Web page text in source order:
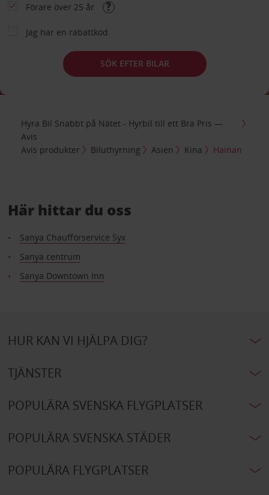
Förare över 25 år
Jag har en rabattkod
SÖK EFTER BILAR
Hyra Bil Snabbt på Nätet - Hyrbil till ett Bra Pris —
Avis
Avis produkter
Biluthyrning Asien Kina Hainan
Här hittar du oss
Sanya Chaufförservice Syx
Sanya centrum
Sanya Downtown Inn
HUR KAN VI HJÄLPA DIG?
TJÄNSTER
POPULÄRA SVENSKA FLYGPLATSER
POPULÄRA SVENSKA STÄDER
POPULÄRA FLYGPLATSER